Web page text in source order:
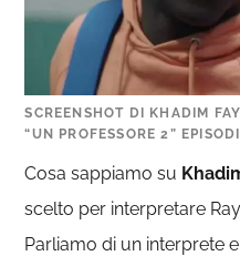
SCREENSHOT DI KHADIM
“UN PROFESSORE 2”
Cosa sappiamo su
scelto per interpretare
Parliamo di un interprete